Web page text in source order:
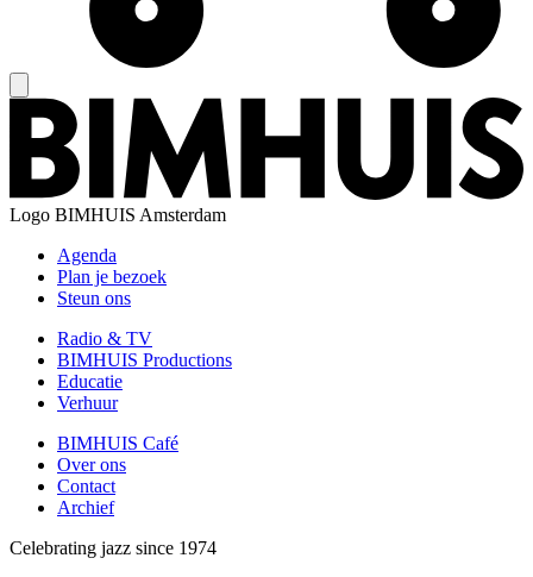
Logo BIMHUIS Amsterdam
Agenda
Plan je bezoek
Steun ons
Radio & TV
BIMHUIS Productions
Educatie
Verhuur
BIMHUIS Café
Over ons
Contact
Archief
Celebrating jazz since 1974